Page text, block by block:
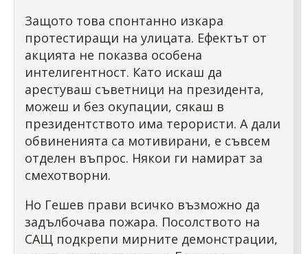
Защото това спонтанно изкара
протестиращи на улицата. Ефектът от
акцията не показва особена
интелигентност. Като искаш да
арестуваш съветници на президента,
можеш и без окупации, сякаш в
президентството има терористи. А дали
обвиненията са мотивирани, е съвсем
отделен въпрос. Някои ги намират за
смехотворни.
Но Гешев прави всичко възможно да
задълбочава пожара. Посолството на
САЩ подкрепи мирните демонстрации,